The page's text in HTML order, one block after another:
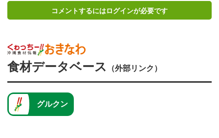
コメントするにはログインが必要です
食材データベース （外部リンク）
グルクン